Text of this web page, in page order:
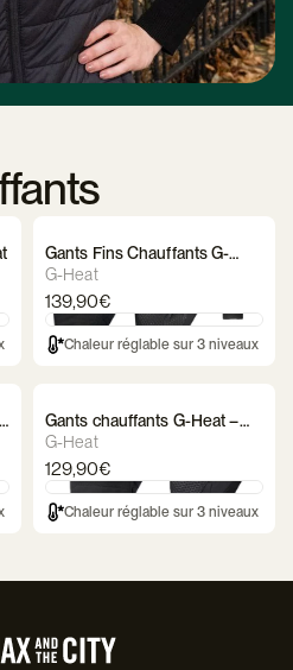
Gants Fins Chauffants G-
Heat
G-Heat
139,90€
Chaleur réglable sur 3 niveaux
Gants chauffants G-Heat –
Street
G-Heat
129,90€
Chaleur réglable sur 3 niveaux